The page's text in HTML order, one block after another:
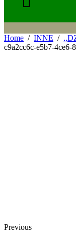
Home INNE
c9a2cc6c-e5b7-4ce6-
Previous